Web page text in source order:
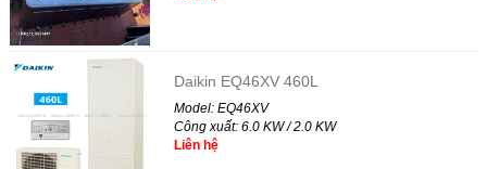
Daikin EQ46XV 460L
Model: EQ46XV
Công xuất: 6.0 KW / 2.0 KW
Liên hệ